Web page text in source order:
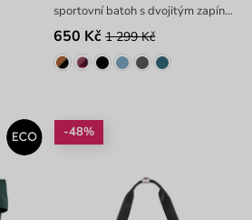
sportovní batoh s dvojitým zapínáním
650 Kč 1 299 Kč
-48%